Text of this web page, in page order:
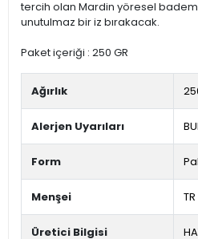
tercih olan Mardin yöresel
unutulmaz bir iz bırakacak.
Paket içeriği : 250 GR
Ağırlık
Alerjen Uyarıları
Form
Menşei TR
Üretici Bilgisi